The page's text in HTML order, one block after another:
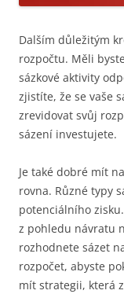
Dalším důležitým
rozpočtu. Měli
sázkové aktivity
zjistíte, že se vaše
zrevidovat svůj
sázení investujete.
Je také dobré mít
rovna. Různé typy
potenciálního
z pohledu návratu
rozhodnete sázet
rozpočet, abyste
mít strategii, která